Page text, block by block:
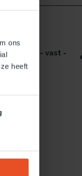
ons
heeft
- 20/00 - vast -